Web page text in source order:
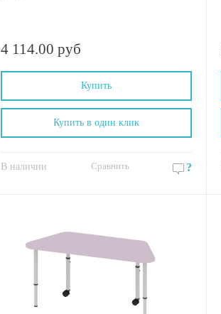
4 114.00 руб
Купить
В наличии Сравнить ?
Купить в один клик